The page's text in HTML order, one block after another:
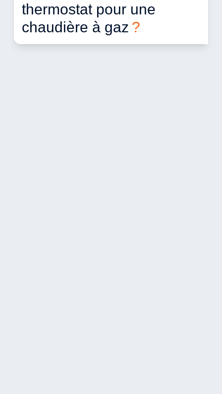
thermostat pour une
chaudière à gaz ?